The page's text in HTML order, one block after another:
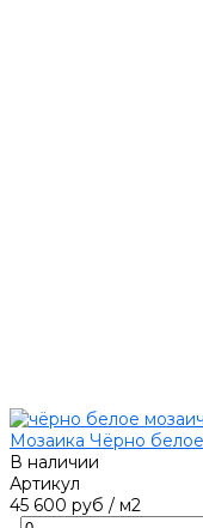
Мозаика Чёрно
В наличии
Артикул
45 600 руб / м2